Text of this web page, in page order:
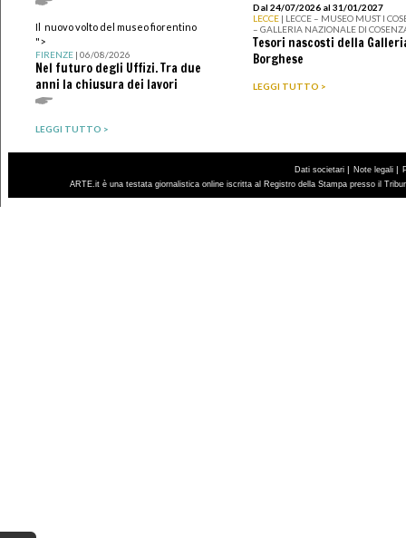
Il nuovo volto del museo fiorentino
">
FIRENZE| 06/08/2026
Nel futuro degli Uffizi. Tra due
anni la chiusura dei lavori
LEGGI TUTTO >
Dal 24/07/2026 al 31/01/2027
LECCE | LECCE – MUSEO MUST I
– GALLERIA NAZIONALE DI
Tesori nascosti della
Borghese
LEGGI TUTTO >
Dati societari | Note legali |
ARTE.it è una testata giornalistica online iscritta al Registro della Stampa presso il